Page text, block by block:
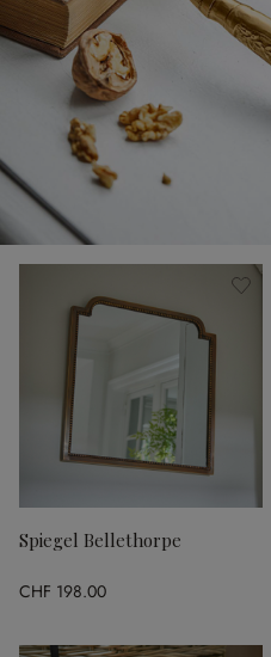
Spiegel Bellethorpe
CHF 198.00